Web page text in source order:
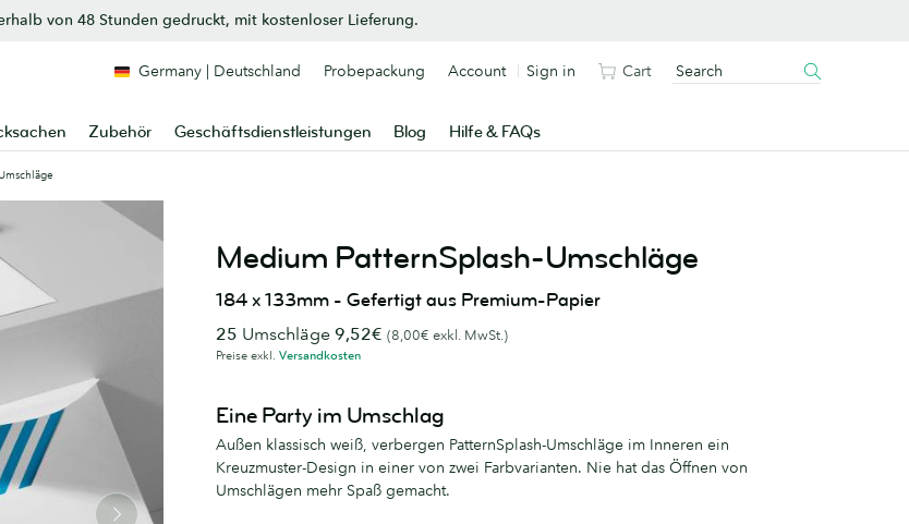
von 48 Stunden gedruckt, mit kostenloser Lieferung.
Zubehör Geschäftsdienstleistungen Blog Hilfe & FAQs
Germany | Deutschland Probepackung Account Sign in Cart
Medium PatternSplash-Umschläge
184 x 133mm - Gefertigt aus Premium-Papier
25 Umschläge 9,52€ (8,00€ exkl. MwSt.)
Preise exkl. Versandkosten
Eine Party im Umschlag
Außen klassisch weiß, verbergen PatternSplash-Umschläge im Inneren ein
Kreuzmuster-Design in einer von zwei Farbvarianten. Nie hat das Öffnen von
Umschlägen mehr Spaß gemacht.